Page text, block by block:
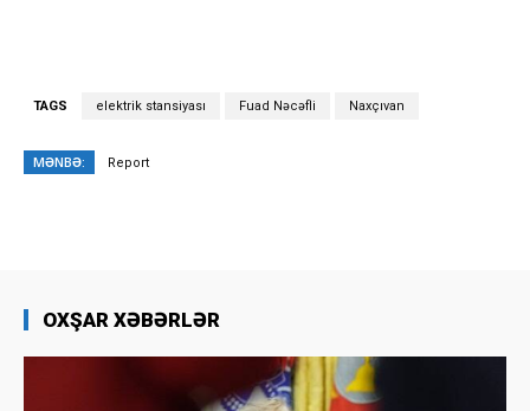
TAGS elektrik stansiyası Fuad Nəcəfli Naxçıvan
MƏNBƏ: Report
OXŞAR XƏBƏRLƏR